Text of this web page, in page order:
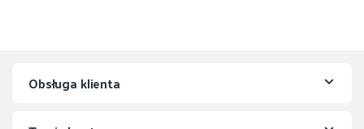
Obsługa klienta